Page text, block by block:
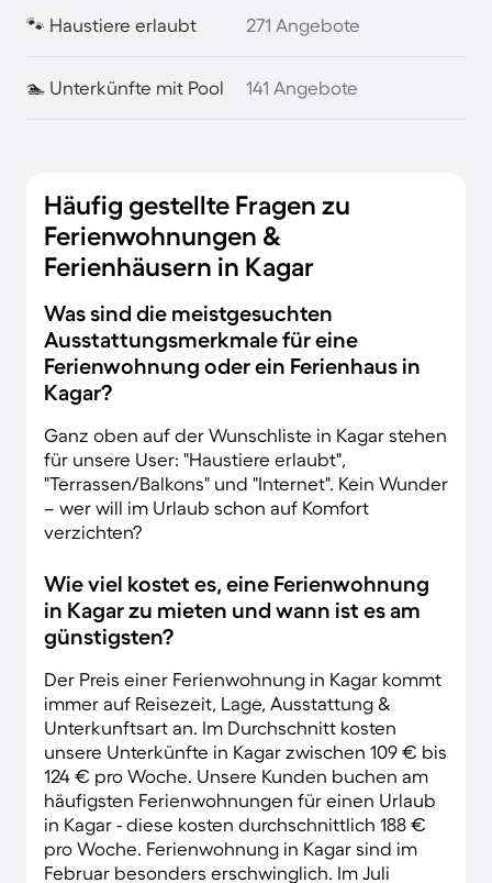
🐾 Haustiere erlaubt 271 Angebote
🏊 Unterkünfte mit Pool 141 Angebote
Häufig gestellte Fragen zu
Ferienwohnungen &
Ferienhäusern in Kagar
Was sind die meistgesuchten
Ausstattungsmerkmale für eine
Ferienwohnung oder ein Ferienhaus in
Kagar?
Ganz oben auf der Wunschliste in Kagar stehen
für unsere User: "Haustiere erlaubt",
"Terrassen/Balkons" und "Internet". Kein Wunder
– wer will im Urlaub schon auf Komfort
verzichten?
Wie viel kostet es, eine Ferienwohnung
in Kagar zu mieten und wann ist es am
günstigsten?
Der Preis einer Ferienwohnung in Kagar kommt
immer auf Reisezeit, Lage, Ausstattung &
Unterkunftsart an. Im Durchschnitt kosten
unsere Unterkünfte in Kagar zwischen 109 € bis
124 € pro Woche. Unsere Kunden buchen am
häufigsten Ferienwohnungen für einen Urlaub
in Kagar - diese kosten durchschnittlich 188 €
pro Woche. Ferienwohnung in Kagar sind im
Februar besonders erschwinglich. Im Juli